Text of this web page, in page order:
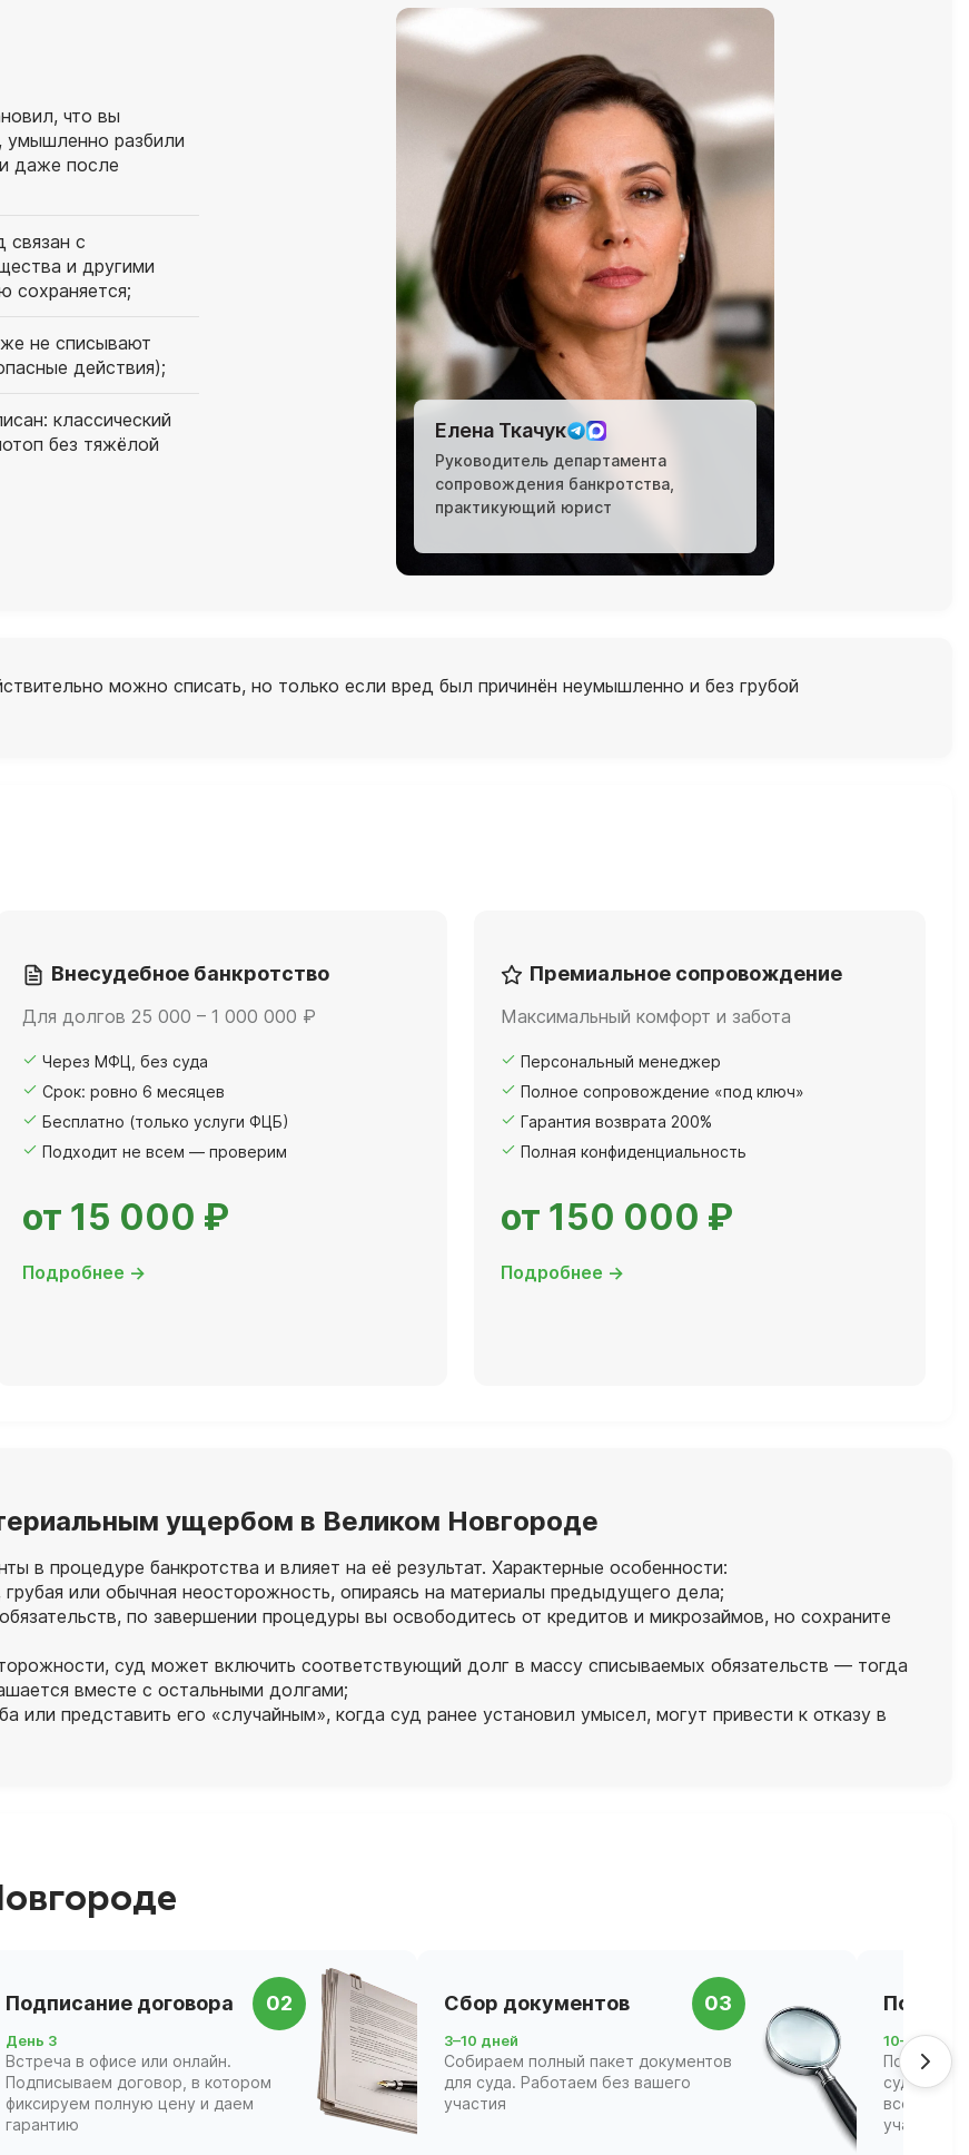
что вы
умышленно разбили
даже после
связан с
и другими
сохраняется;
не списывают
действия);
классический
без тяжёлой
Елена Ткачук
Руководитель департамента
сопровождения банкротства,
практикующий юрист
можно списать, но только если вред был причинён неумышленно и без грубой
Внесудебное банкротство
Для долгов 25 000 – 1 000 000 ₽
Через МФЦ, без суда
Срок: ровно 6 месяцев
Бесплатно (только услуги ФЦБ)
Подходит не всем — проверим
от 15 000 ₽
Подробнее →
Премиальное сопровождение
Максимальный комфорт и забота
Персональный менеджер
Полное сопровождение «под ключ»
Гарантия возврата 200%
Полная конфиденциальность
от 150 000 ₽
Подробнее →
ущербом в Великом Новгороде
в процедуре банкротства и влияет на её результат. Характерные особенности:
или обычная неосторожность, опираясь на материалы предыдущего дела;
по завершении процедуры вы освободитесь от кредитов и микрозаймов, но сохраните
суд может включить соответствующий долг в массу списываемых обязательств — тогда
вместе с остальными долгами;
или представить его «случайным», когда суд ранее установил умысел, могут привести к отказу в
Подписание договора 02
День 3
Встреча в офисе или онлайн.
Подписываем договор, в котором
фиксируем полную цену и даем
гарантию
Сбор документов 03
3–10 дней
Собираем полный пакет документов
для суда. Работаем без вашего
участия
Подача
10–21 день
Подаём
суд и
всех